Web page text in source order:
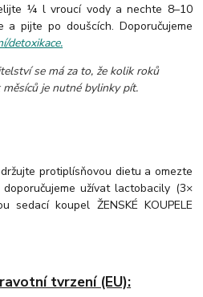
¼ l vroucí vody a nechte 8–10
pijte po doušcích. Doporučujeme
detoxikace.
se má za to, že kolik roků
je nutné bylinky pít.
protiplísňovou dietu a omezte
užívat lactobacily (3×
sedací koupel ŽENSKÉ KOUPELE
tvrzení (EU):